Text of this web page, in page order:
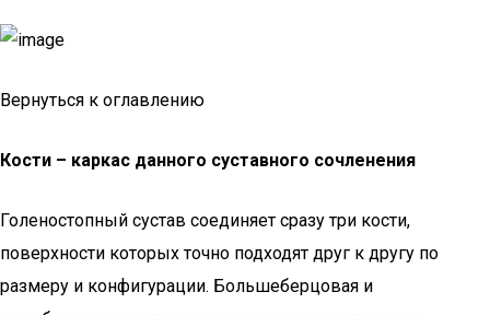
Вернуться к оглавлению
Кости – каркас данного суставного сочленения
Голеностопный сустав соединяет сразу три кости,
поверхности которых точно подходят друг к другу по
размеру и конфигурации. Большеберцовая и